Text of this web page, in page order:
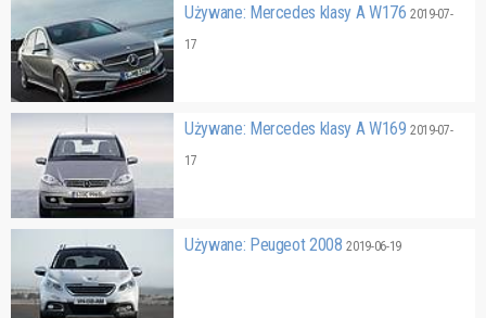
Używane: Mercedes klasy A W1762019-07-
17
Używane: Mercedes klasy A W1692019-07-
17
Używane: Peugeot 20082019-06-19